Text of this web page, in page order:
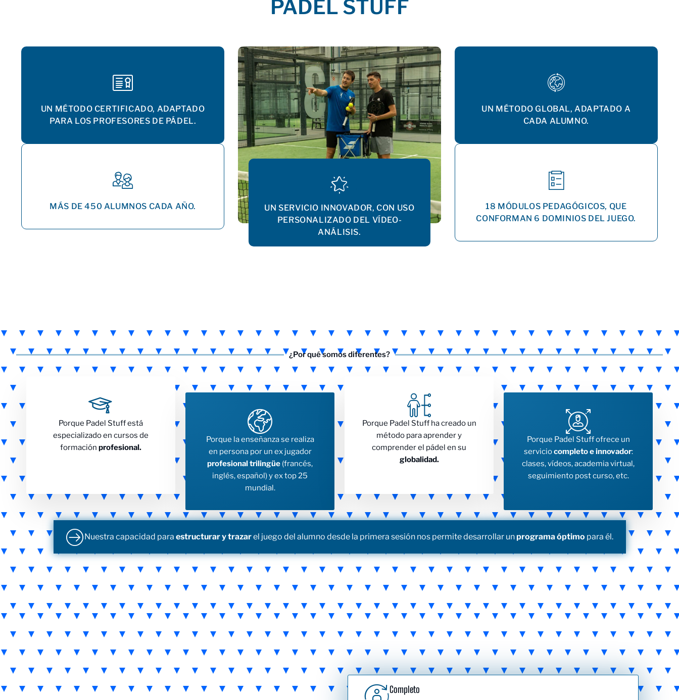
PADEL STUFF
UN MÉTODO CERTIFICADO, ADAPTADO
PARA LOS PROFESORES DE PÁDEL.
MÁS DE 450 ALUMNOS CADA AÑO.
UN SERVICIO INNOVADOR, CON USO
PERSONALIZADO DEL VÍDEO-
ANÁLISIS.
UN MÉTODO GLOBAL, ADAPTADO A
CADA ALUMNO.
18 MÓDULOS PEDAGÓGICOS, QUE
CONFORMAN 6 DOMINIOS DEL JUEGO.
¿Por qué somos diferentes?
Porque Padel Stuff está
especializado en cursos de
formación profesional.
Porque la enseñanza se realiza
en persona por un ex jugador
profesional trilingüe (francés,
inglés, español) y ex top 25
mundial.
Porque Padel Stuff ha creado un
método para aprender y
comprender el pádel en su
globalidad.
Porque Padel Stuff ofrece un
serviciocompleto e innovador:
clases, vídeos, academia virtual,
seguimiento post curso, etc.
Nuestra capacidad para estructurar y trazarel juego del alumno desde la primera sesión nos permite desarrollar unprograma óptimo para él.
Completo